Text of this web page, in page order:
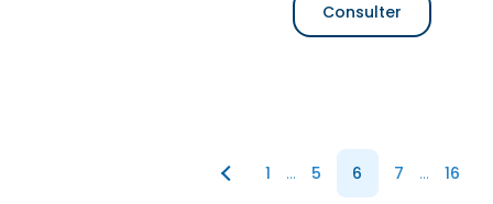
Consulter
1 … 5 6 7 … 16